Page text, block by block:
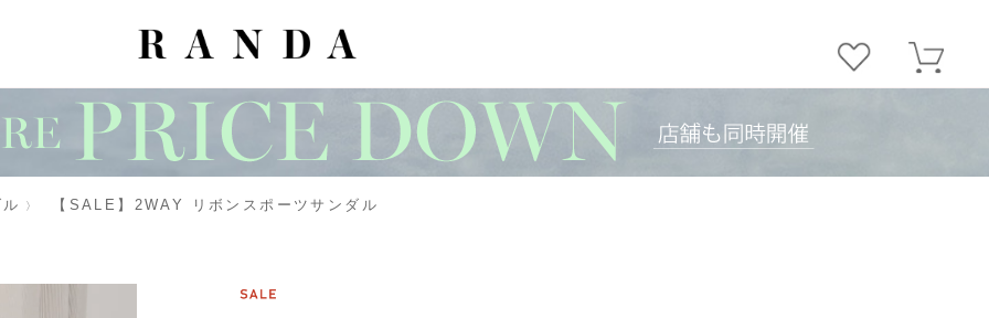
【SALE】2WAY リボンスポーツサンダル